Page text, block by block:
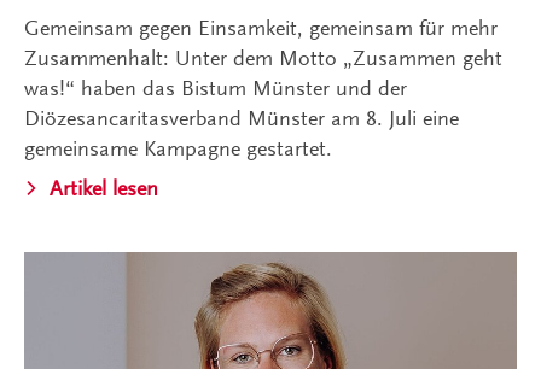
Gemeinsam gegen Einsamkeit, gemeinsam für mehr
Zusammenhalt: Unter dem Motto „Zusammen geht
was!“ haben das Bistum Münster und der
Diözesancaritasverband Münster am 8. Juli eine
gemeinsame Kampagne gestartet.
Artikel lesen